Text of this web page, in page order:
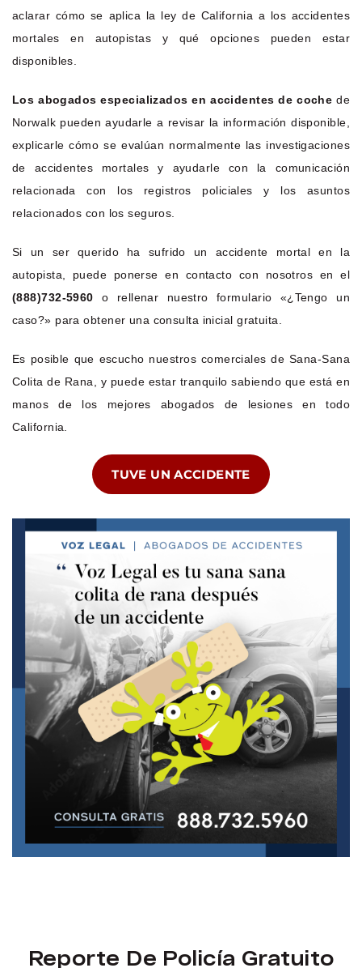
aclarar cómo se aplica la ley de California a los accidentes
mortales en autopistas y qué opciones pueden estar
disponibles.
Los abogados especializados en accidentes de coche de
Norwalk pueden ayudarle a revisar la información disponible,
explicarle cómo se evalúan normalmente las investigaciones
de accidentes mortales y ayudarle con la comunicación
relacionada con los registros policiales y los asuntos
relacionados con los seguros.
Si un ser querido ha sufrido un accidente mortal en la
autopista, puede ponerse en contacto con nosotros en el
(888)732-5960 o rellenar nuestro formulario «¿Tengo un
caso?» para obtener una consulta inicial gratuita.
Es posible que escucho nuestros comerciales de Sana-Sana
Colita de Rana, y puede estar tranquilo sabiendo que está en
manos de los mejores abogados de lesiones en todo
California.
TUVE UN ACCIDENTE
Reporte De Policía Gratuito